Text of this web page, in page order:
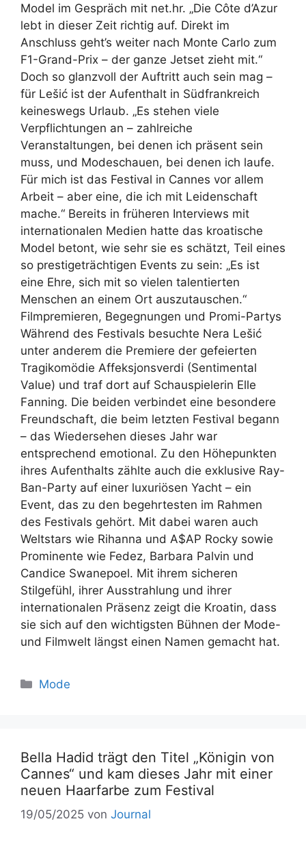
Model im Gespräch mit net.hr. „Die Côte d’Azur
lebt in dieser Zeit richtig auf. Direkt im
Anschluss geht’s weiter nach Monte Carlo zum
F1-Grand-Prix – der ganze Jetset zieht mit.“
Doch so glanzvoll der Auftritt auch sein mag –
für Lešić ist der Aufenthalt in Südfrankreich
keineswegs Urlaub. „Es stehen viele
Verpflichtungen an – zahlreiche
Veranstaltungen, bei denen ich präsent sein
muss, und Modeschauen, bei denen ich laufe.
Für mich ist das Festival in Cannes vor allem
Arbeit – aber eine, die ich mit Leidenschaft
mache.“ Bereits in früheren Interviews mit
internationalen Medien hatte das kroatische
Model betont, wie sehr sie es schätzt, Teil eines
so prestigeträchtigen Events zu sein: „Es ist
eine Ehre, sich mit so vielen talentierten
Menschen an einem Ort auszutauschen.“
Filmpremieren, Begegnungen und Promi-Partys
Während des Festivals besuchte Nera Lešić
unter anderem die Premiere der gefeierten
Tragikomödie Affeksjonsverdi (Sentimental
Value) und traf dort auf Schauspielerin Elle
Fanning. Die beiden verbindet eine besondere
Freundschaft, die beim letzten Festival begann
– das Wiedersehen dieses Jahr war
entsprechend emotional. Zu den Höhepunkten
ihres Aufenthalts zählte auch die exklusive Ray-
Ban-Party auf einer luxuriösen Yacht – ein
Event, das zu den begehrtesten im Rahmen
des Festivals gehört. Mit dabei waren auch
Weltstars wie Rihanna und A$AP Rocky sowie
Prominente wie Fedez, Barbara Palvin und
Candice Swanepoel. Mit ihrem sicheren
Stilgefühl, ihrer Ausstrahlung und ihrer
internationalen Präsenz zeigt die Kroatin, dass
sie sich auf den wichtigsten Bühnen der Mode-
und Filmwelt längst einen Namen gemacht hat.
Mode
Bella Hadid trägt den Titel „Königin von
Cannes“ und kam dieses Jahr mit einer
neuen Haarfarbe zum Festival
19/05/2025 von Journal